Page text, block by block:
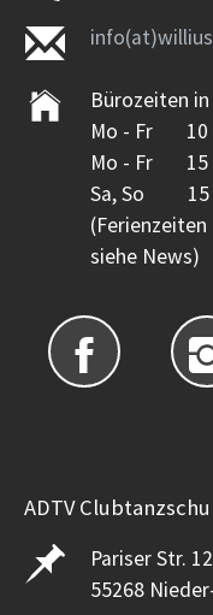
Bürozeiten in
Mo - Fr 10
Mo - Fr 15
Sa, So 15
siehe News)
ADTV
Pariser Str.
55268